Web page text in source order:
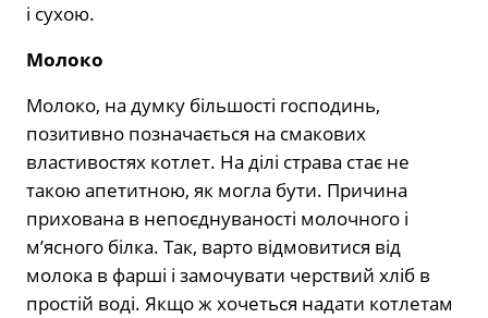
і сухою.
Молоко
Молоко, на думку більшості господинь,
позитивно позначається на смакових
властивостях котлет. На ділі страва стає не
такою апетитною, як могла бути. Причина
прихована в непоєднуваності молочного і
м’ясного білка. Так, варто відмовитися від
молока в фарші і замочувати черствий хліб в
простій воді. Якщо ж хочеться надати котлетам